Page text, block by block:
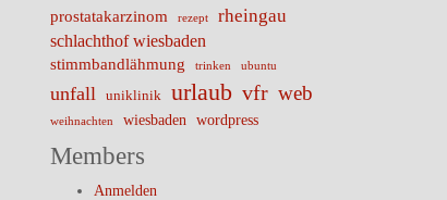
prostatakarzinom
rezept rheingau
schlachthof wiesbaden
stimmbandlähmung trinken ubuntu
unfall uniklinik urlaub vfr web
weihnachten wiesbaden wordpress
Members
Anmelden